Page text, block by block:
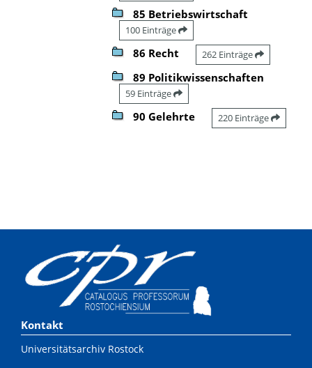
85 Betriebswirtschaft
100 Einträge
86 Recht 262 Einträge
89 Politikwissenschaften
59 Einträge
90 Gelehrte 220 Einträge
Kontakt
Universitätsarchiv Rostock